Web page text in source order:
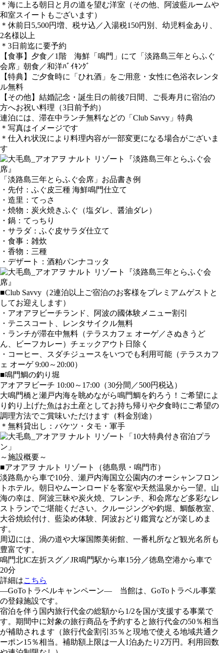
＊海に上る朝日と月の道を望む洋室（その他、阿波藍ルームや
和室スイートもございます）
＊休前日5,500円増、税サ込／入湯税150円別、幼児料金あり、
2名様以上
＊3日前迄に要予約
【食事】夕食／1階 海鮮「鳴門」にて「淡路島三年とらふぐ
会席」朝食／和洋ﾊﾞｲｷﾝｸﾞ
【特典】ご夕食時に「ひれ酒」をご用意・女性に色浴衣レンタ
ル無料
【その他】結婚記念・誕生日の前後7日間、ご長寿月に宿泊の
方へお祝い料理（3日前予約）
連泊には、滞在中ランチ無料などの「Club Savvy」特典
＊写真はイメージです
＊仕入れ状況により料理内容が一部変更になる場合がございま
す
「淡路島三年とらふぐ会席」お品書き例
・先付：ふぐ皮三種 海鮮鳴門仕立て
・造里：てっさ
・焼物：炭火焼きふぐ（塩ダレ、醤油ダレ）
・鍋：てっちり
・サラダ：ふぐ皮サラダ仕立て
・食事：雑炊
・香物：三種
・デザート：酒粕パンナコッタ
■Club Savvy（2連泊以上ご宿泊のお客様をプレミアムゲストと
してお迎えします）
・アオアヲビーチランド、阿波の國体験メニュー割引
・テニスコート、レンタサイクル無料
・ランチが滞在中無料（テラスカフェ オーゲ／さぬきうど
ん、ビーフカレー）チェックアウト日除く
・コーヒー、スダチジュースをいつでも利用可能（テラスカフ
ェ オーゲ 9:00～20:00）
■鳴門鯛の釣り堀
アオアヲビーチ 10:00～17:00（30分間／500円税込）
大鳴門橋と瀬戸内海を眺めながら鳴門鯛を釣ろう！ご希望によ
り釣り上げた魚はお土産としてお持ち帰りや夕食時にご希望の
調理方法でご賞味いただけます（料金別途）
＊無料貸出し：バケツ・タモ・軍手
～施設概要～
■アオアヲ ナルト リゾート（徳島県・鳴門市）
淡路島から車で10分、瀬戸内海国立公園内のオーシャンフロン
トホテル。朝日やムーンロードを客室や天然温泉から一望。山
海の幸は、阿波三昧や炭火焼、フレンチ、和会席など多彩なレ
ストランでご堪能ください。クルージングや釣堀、鯛飯教室、
大谷焼絵付け、藍染め体験、阿波おどり鑑賞などが楽しめま
す。
周辺には、渦の道や大塚国際美術館、一番札所など観光名所も
豊富です。
鳴門北IC左折スグ／JR鳴門駅から車15分／徳島空港から車で
20分
詳細はこちら
―GoToトラベルキャンペーン― 当館は、GoToトラベル事業
の登録施設です。
宿泊を伴う国内旅行代金の総額から1/2を国が支援する事業で
す。期間中に対象の旅行商品を予約すると旅行代金の50％相当
が補助されます（旅行代金割引35％と現地で使える地域共通ク
ーポン15％相当。補助額上限は一人1泊あたり2万円。利用回数